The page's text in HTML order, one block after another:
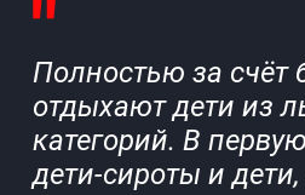
Полностью за счёт
отдыхают дети из
категорий. В
дети-сироты и